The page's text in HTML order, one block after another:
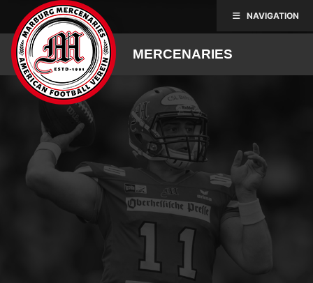
content
MERCENARIES
NAVIGATION